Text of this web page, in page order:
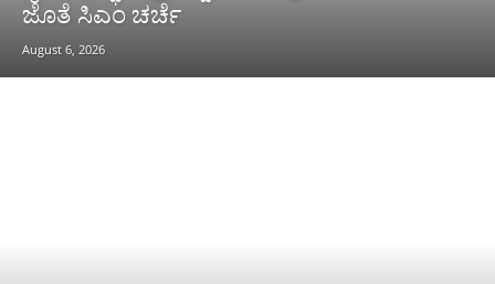
ಜೊತೆ ಸಿಎಂ ಚರ್ಚೆ
August 6, 2026